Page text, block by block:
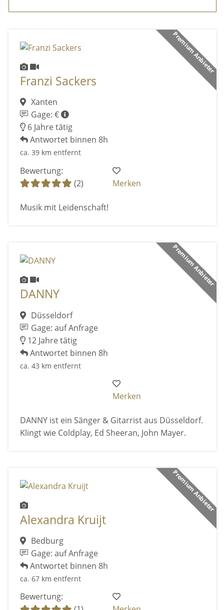
Premium Anbieter
Franzi Sackers
Xanten
Gage: €
6 Jahre tätig
Antwortet binnen 8h
ca. 39 km entfernt
Bewertung:
(2)
Merken
Musik mit Leidenschaft!
Premium Anbieter
DANNY
Düsseldorf
Gage: auf Anfrage
12 Jahre tätig
Antwortet binnen 8h
ca. 43 km entfernt
Merken
DANNY ist ein Sänger & Gitarrist aus Düsseldorf.
Klingt wie Coldplay, Ed Sheeran, John Mayer.
Premium Anbieter
Alexandra Kruijt
Bedburg
Gage: auf Anfrage
Antwortet binnen 8h
ca. 67 km entfernt
Bewertung: